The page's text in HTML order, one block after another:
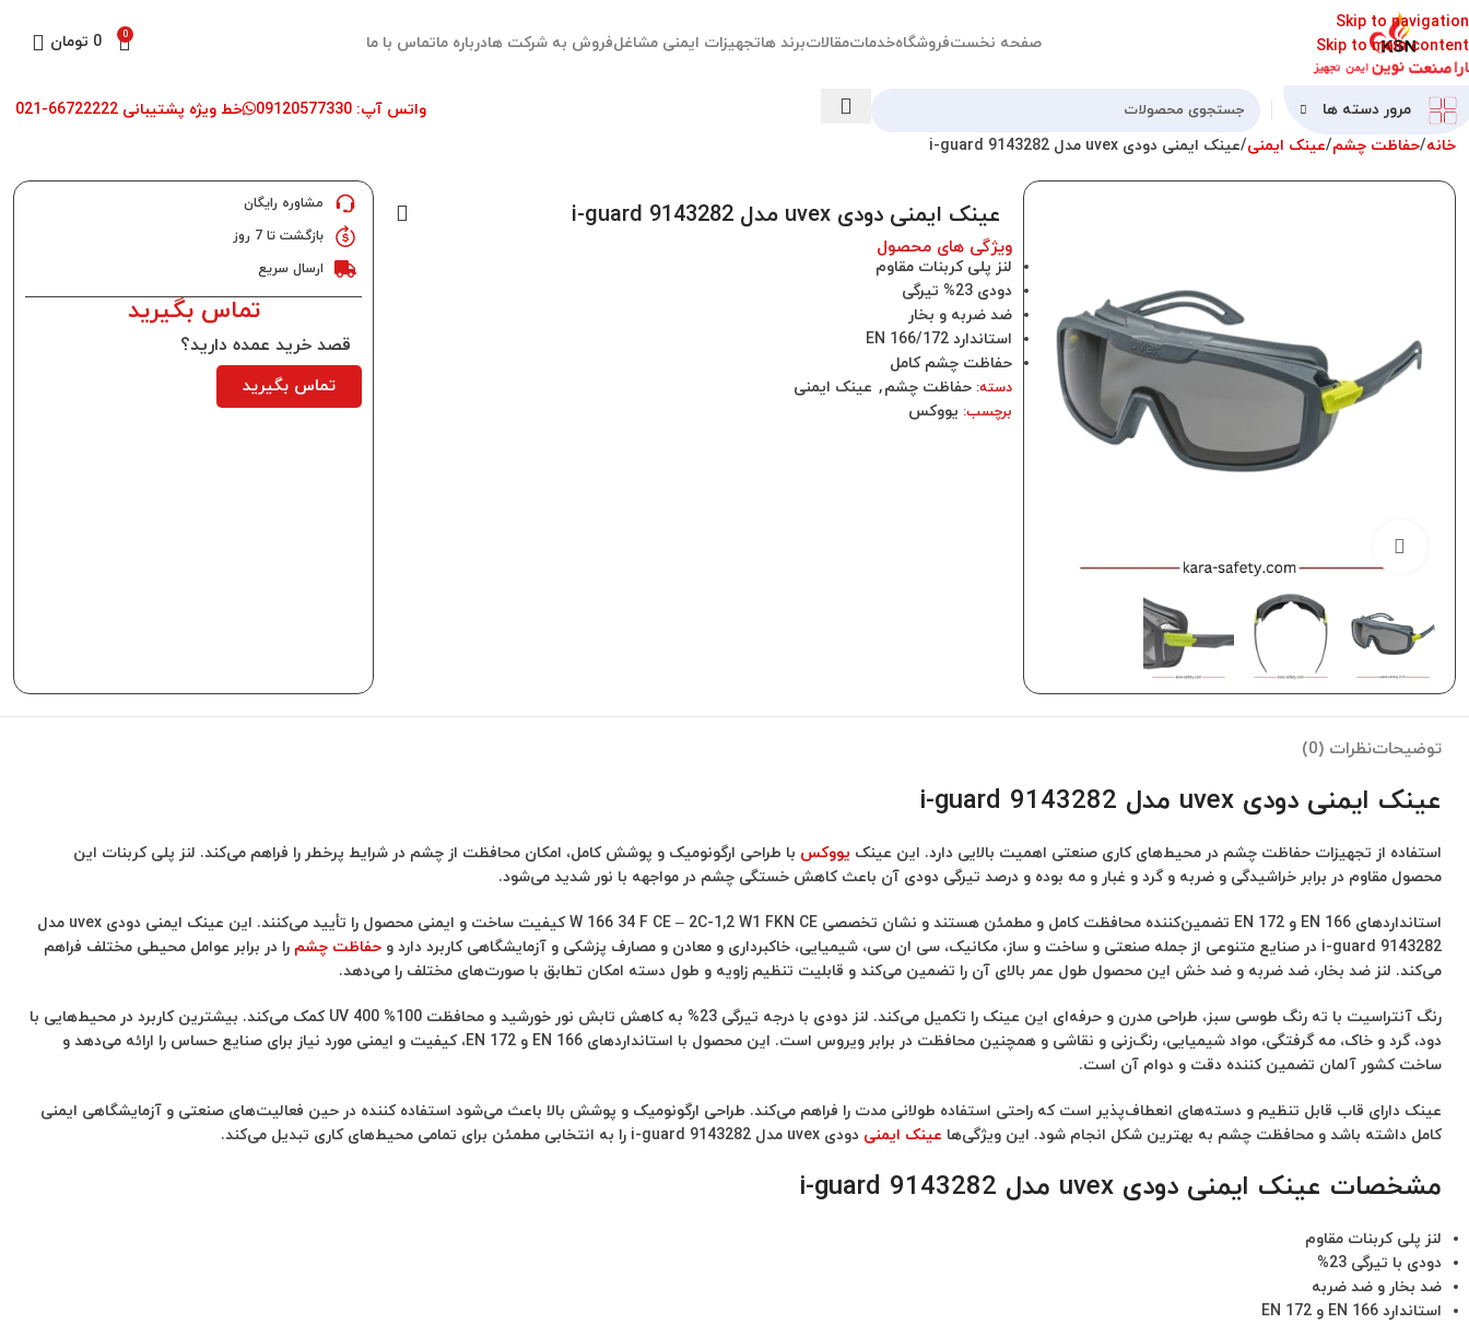
Skip to navigation
Skip to main content
صفحه نخستفروشگاهخدماتمقالاتبرند هاتجهیزات ایمنی مشاغلفروش به شرکت هادرباره ماتماس با ما 0
0 تومان
مرور دسته ها واتس آپ: 09120577330
خط ویژه پشتیبانی 66722222-021
خانه حفاظت چشم عینک ایمنی عینک ایمنی دودی uvex مدل i-guard 9143282
عینک ایمنی دودی uvex مدل i-guard 9143282
ویژگی های محصول
لنز پلی کربنات مقاوم
دودی 23% تیرگی
ضد ضربه و بخار
استاندارد EN 166/172
حفاظت چشم کامل
دسته: حفاظت چشم, عینک ایمنی
برچسب: یووکس
مشاوره رایگان
بازگشت تا 7 روز
ارسال سریع
تماس بگیرید
قصد خرید عمده دارید؟
تماس بگیرید
توضیحاتنظرات (0)
عینک ایمنی دودی uvex مدل i-guard 9143282
استفاده از تجهیزات حفاظت چشم در محیط‌های کاری صنعتی اهمیت بالایی دارد. این عینک یووکس با طراحی ارگونومیک و پوشش کامل، امکان محافظت از چشم در شرایط پرخطر را فراهم می‌کند. لنز پلی کربنات این
محصول مقاوم در برابر خراشیدگی و ضربه و گرد و غبار و مه بوده و درصد تیرگی دودی آن باعث کاهش خستگی چشم در مواجهه با نور شدید می‌شود.
استانداردهای EN 166 و EN 172 تضمین‌کننده محافظت کامل و مطمئن هستند و نشان تخصصی W 166 34 F CE – 2C-1,2 W1 FKN CE کیفیت ساخت و ایمنی محصول را تأیید می‌کنند. این عینک ایمنی دودی uvex مدل
i-guard 9143282 در صنایع متنوعی از جمله صنعتی و ساخت و ساز، مکانیک، سی ان سی، شیمیایی، خاکبرداری و معادن و مصارف پزشکی و آزمایشگاهی کاربرد دارد و
حفاظت چشم را در برابر عوامل محیطی مختلف فراهم
می‌کند. لنز ضد بخار، ضد ضربه و ضد خش این محصول طول عمر بالای آن را تضمین می‌کند و قابلیت تنظیم زاویه و طول دسته امکان تطابق با صورت‌های مختلف را می‌دهد.
رنگ آنتراسیت با ته‌ رنگ طوسی سبز، طراحی مدرن و حرفه‌ای این عینک را تکمیل می‌کند. لنز دودی با درجه تیرگی 23% به کاهش تابش نور خورشید و محافظت 100% UV 400 کمک می‌کند. بیشترین کاربرد در محیط‌هایی با
دود، گرد و خاک، مه گرفتگی، مواد شیمیایی، رنگ‌زنی و نقاشی و همچنین محافظت در برابر ویروس است. این محصول با استانداردهای EN 166 و EN 172، کیفیت و ایمنی مورد نیاز برای صنایع حساس را ارائه می‌دهد و
ساخت کشور آلمان تضمین‌ کننده دقت و دوام آن است.
عینک دارای قاب قابل تنظیم و دسته‌های انعطاف‌پذیر است که راحتی استفاده طولانی مدت را فراهم می‌کند. طراحی ارگونومیک و پوشش بالا باعث می‌شود استفاده‌ کننده در حین فعالیت‌های صنعتی و آزمایشگاهی ایمنی
کامل داشته باشد و محافظت چشم به بهترین شکل انجام شود. این ویژگی‌ها عینک ایمنی دودی uvex مدل i-guard 9143282 را به انتخابی مطمئن برای تمامی محیط‌های کاری تبدیل می‌کند.
مشخصات عینک ایمنی دودی uvex مدل i-guard 9143282
لنز پلی کربنات مقاوم
دودی با تیرگی 23%
ضد بخار و ضد ضربه
استاندارد EN 166 و EN 172